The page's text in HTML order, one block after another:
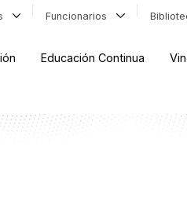
Funcionarios
Educación Continua